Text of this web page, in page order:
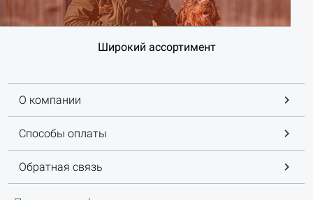
Широкий ассортимент
О компании
Способы оплаты
Обратная связь